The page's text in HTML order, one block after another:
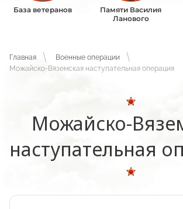
База ветеранов
Памяти Василия
Ланового
Главная
Военные операции
Можайско-Вяземская наступательная операция
Можайско-
наступательная